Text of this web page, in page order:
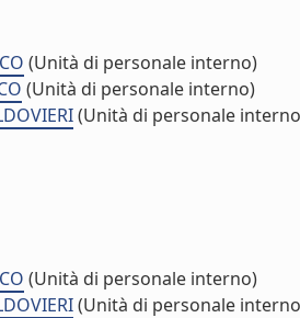
(Unità di personale interno)
(Unità di personale interno)
(Unità di personale
(Unità di personale interno)
(Unità di personale